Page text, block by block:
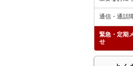
通信・通話
緊急・定期
せ